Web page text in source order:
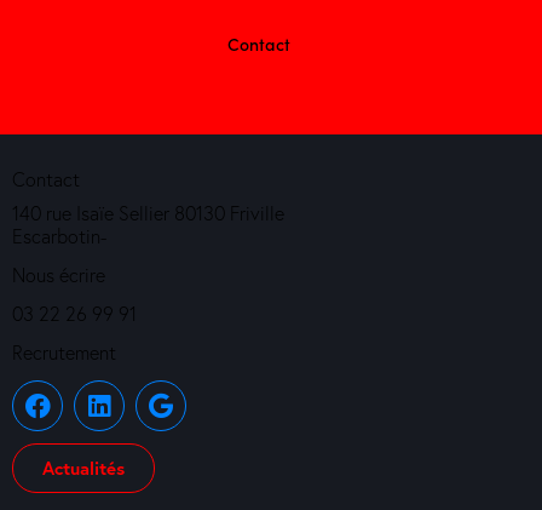
Contact
Contact
140 rue Isaïe Sellier 80130 Friville
Escarbotin-
Nous écrire
03 22 26 99 91
Recrutement
Actualités